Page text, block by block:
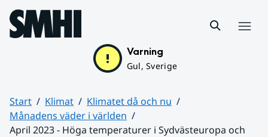
Hoppa till sidans innehåll
Varning
Gul, Sverige
Start Klimat
Klimatet då och nu
Månadens väder i världen
April 2023 - Höga temperaturer i Sydvästeuropa och